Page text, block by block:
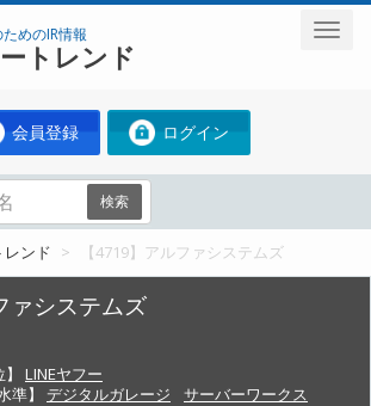
めのIR情報
トレンド
会員登録 ログイン
検索
ンド 【4719】アルファシステムズ
ァシステムズ
LINEヤフー
準】
デジタルガレージ サーバーワークス